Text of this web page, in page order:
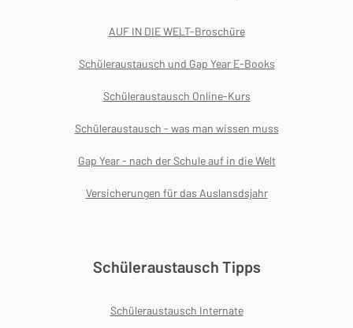
AUF IN DIE WELT-Broschüre
Schüleraustausch und Gap Year E-Books
Schüleraustausch Online-Kurs
Schüleraustausch - was man wissen muss
Gap Year - nach der Schule auf in die Welt
Versicherungen für das Auslansdsjahr
Schüleraustausch Tipps
Schüleraustausch Internate